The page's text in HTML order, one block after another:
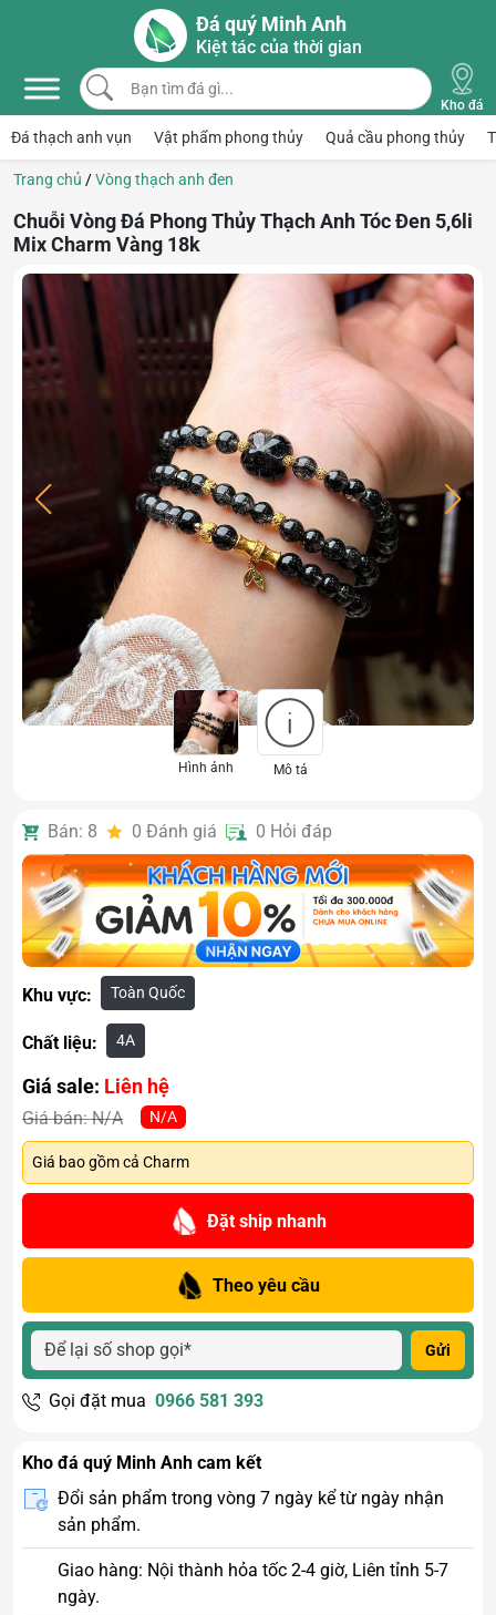
Skip to main content
Đá quý Minh Anh
Kiệt tác của thời gian
Bạn tìm đá gì...
Kho đá
Đá thạch anh vụn Vật phẩm phong thủy Quả cầu phong thủy
Trang chủ /Vòng thạch anh đen
Chuỗi Vòng Đá Phong Thủy Thạch Anh Tóc Đen 5,6li
Mix Charm Vàng 18k
Hình ảnh Mô tả
Bán: 8 0 Đánh giá 0 Hỏi đáp
Khu vực: Toàn Quốc
Chất liệu: 4A
Giá sale: Liên hệ
Giá bán:N/A N/A
Giá bao gồm cả Charm
Đặt ship nhanh
Theo yêu cầu
Gửi
Gọi đặt mua 0966 581 393
Kho đá quý Minh Anh cam kết
Đổi sản phẩm trong vòng 7 ngày kể từ ngày nhận
sản phẩm.
Giao hàng: Nội thành hỏa tốc 2-4 giờ, Liên tỉnh 5-7
ngày.